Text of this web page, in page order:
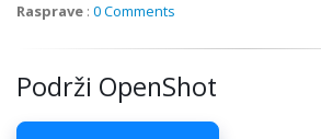
Rasprave : 0 Comments
Podrži OpenShot